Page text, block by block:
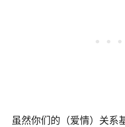
虽然你们的（爱情）关系